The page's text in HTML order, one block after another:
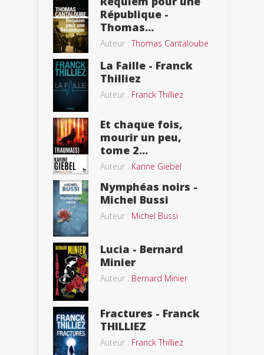
République -
Thomas...
Auteur :Thomas Cantaloube
La Faille - Franck
Thilliez
Auteur : Franck Thilliez
Et chaque fois,
mourir un peu,
tome 2...
Auteur : Karine Giebel
Nymphéas noirs -
Michel Bussi
Auteur : Michel Bussi
Lucia - Bernard
Minier
Auteur : Bernard Minier
Fractures - Franck
THILLIEZ
Auteur : Franck Thilliez